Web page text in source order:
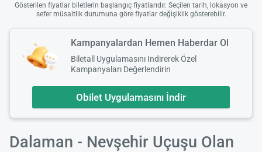
Gösterilen fiyatlar biletlerin başlangıç fiyatlarıdır. Seçilen tarih, lokasyon ve
sefer müsaitlik durumuna göre fiyatlar değişiklik gösterebilir.
Kampanyalardan Hemen Haberdar Ol
Biletall Uygulamasını Indirerek Özel
Kampanyaları Değerlendirin
Obilet Uygulamasını İndir
Dalaman - Nevşehir Uçuşu Olan